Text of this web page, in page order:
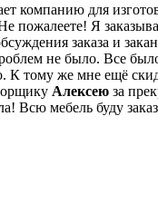
компанию для
пожалеете! Я
заказа и
не было. Все
К тому же мне ещё
Алексею за
Всю мебель буду